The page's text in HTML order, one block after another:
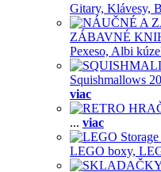
Gitary, Klávesy,
ZÁBAVNÉ
Pexeso, Albi
Squishmallows
viac
... viac
LEGO boxy,